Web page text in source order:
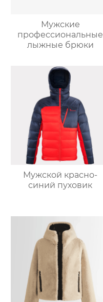
Мужские
профессиональные
лыжные брюки
Мужской красно-
синий пуховик